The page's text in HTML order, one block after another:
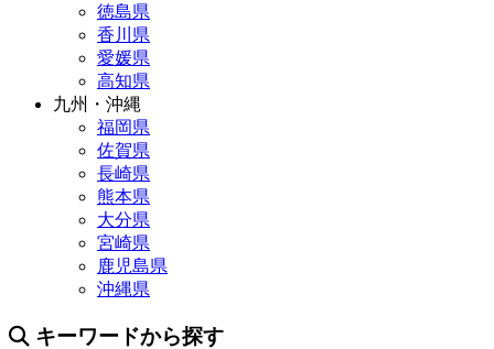
徳島県
香川県
愛媛県
高知県
九州・沖縄
福岡県
佐賀県
長崎県
熊本県
大分県
宮崎県
鹿児島県
沖縄県
キーワードから探す